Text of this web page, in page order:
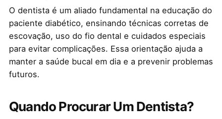
O dentista é um aliado fundamental na educação do
paciente diabético, ensinando técnicas corretas de
escovação, uso do fio dental e cuidados especiais
para evitar complicações. Essa orientação ajuda a
manter a saúde bucal em dia e a prevenir problemas
futuros.
Quando Procurar Um Dentista?